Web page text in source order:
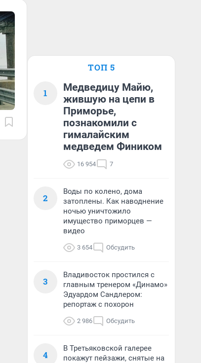
ТОП 5
1
Медведицу Майю,
жившую на цепи в
Приморье,
познакомили с
гималайским
медведем Фиником
16 954 7
2
Воды по колено, дома
затоплены. Как наводнение
ночью уничтожило
имущество приморцев —
видео
3 654 Обсудить
3
Владивосток простился с
главным тренером «Динамо»
Эдуардом Сандлером:
репортаж с похорон
2 986 Обсудить
4
В Третьяковской галерее
покажут пейзажи, снятые на